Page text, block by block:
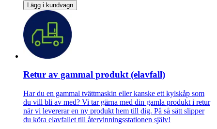
Lägg i kundvagn
Retur av gammal produkt (elavfall)
Har du en gammal tvättmaskin eller kanske ett kylskåp som
du vill bli av med? Vi tar gärna med din gamla produkt i retur
när vi levererar en ny produkt hem till dig. På så sätt slipper
du köra elavfallet till återvinningsstationen själv!